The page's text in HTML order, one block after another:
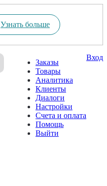
Узнать больше
Заказы
Товары
Аналитика
Клиенты
Диалоги
Настройки
Счета и оплата
Помощь
Выйти
Вход